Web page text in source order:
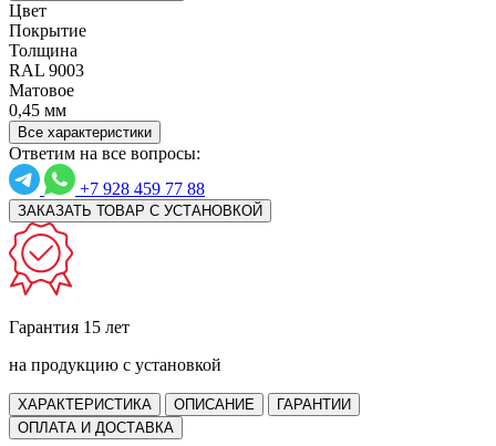
Цвет
Покрытие
Толщина
RAL 9003
Матовое
0,45 мм
Все характеристики
Ответим на все вопросы:
+7 928 459 77 88
ЗАКАЗАТЬ ТОВАР С УСТАНОВКОЙ
Гарантия 15 лет
на продукцию с установкой
ХАРАКТЕРИСТИКА ОПИСАНИЕ
ГАРАНТИИ
ОПЛАТА И ДОСТАВКА